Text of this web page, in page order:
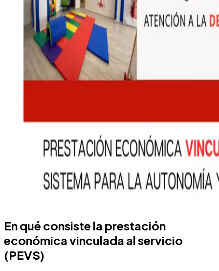
En qué consiste la prestación
económica vinculada al servicio
(PEVS)